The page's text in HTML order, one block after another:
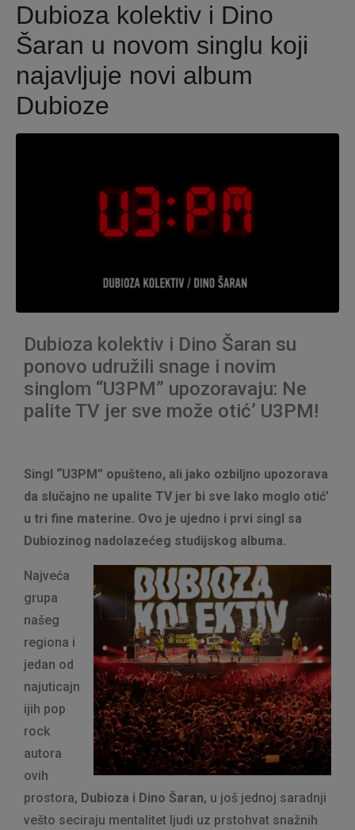
Dubioza kolektiv i Dino
Šaran u novom singlu koji
najavljuje novi album
Dubioze
Dubioza kolektiv i Dino Šaran su
ponovo udružili snage i novim
singlom “U3PM” upozoravaju: Ne
palite TV jer sve može otić’ U3PM!
Singl “U3PM” opušteno, ali jako ozbiljno upozorava
da slučajno ne upalite TV jer bi sve lako moglo otić’
u tri fine materine. Ovo je ujedno i prvi singl sa
Dubiozinog nadolazećeg studijskog albuma.
Najveća
grupa
našeg
regiona i
jedan od
najuticajn
ijih pop
rock
autora
ovih
prostora, Dubioza i Dino Šaran, u još jednoj saradnji
vešto seciraju mentalitet ljudi uz prstohvat snažnih